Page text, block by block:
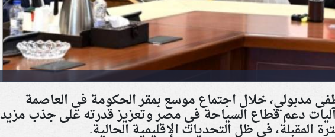
مدبولي، خلال اجتماع موسع بمقر الحكومة في العاصمة
آليات دعم قطاع السياحة في مصر وتعزيز قدرته على جذب مزيد
المقبلة، في ظل التحديات الإقليمية الحالية.